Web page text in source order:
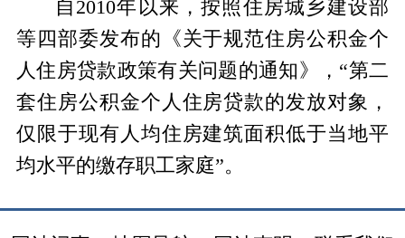
自2010年以来，按照住房城乡建设部
等四部委发布的《关于规范住房公积金个
人住房贷款政策有关问题的通知》，“第二
套住房公积金个人住房贷款的发放对象，
仅限于现有人均住房建筑面积低于当地平
均水平的缴存职工家庭”。